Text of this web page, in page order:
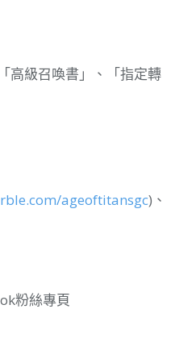
高級召喚書」、「指定轉
ageoftitansgc)、
粉絲專頁